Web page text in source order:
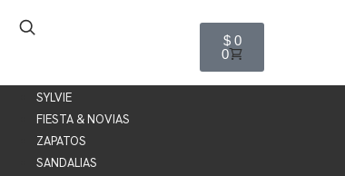
$0
0
SYLVIE
FIESTA & NOVIAS
ZAPATOS
SANDALIAS